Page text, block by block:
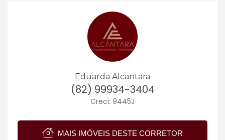
Eduarda Alcantara
(82) 99934-3404
Creci: 9445J
MAIS IMÓVEIS DESTE CORRETOR